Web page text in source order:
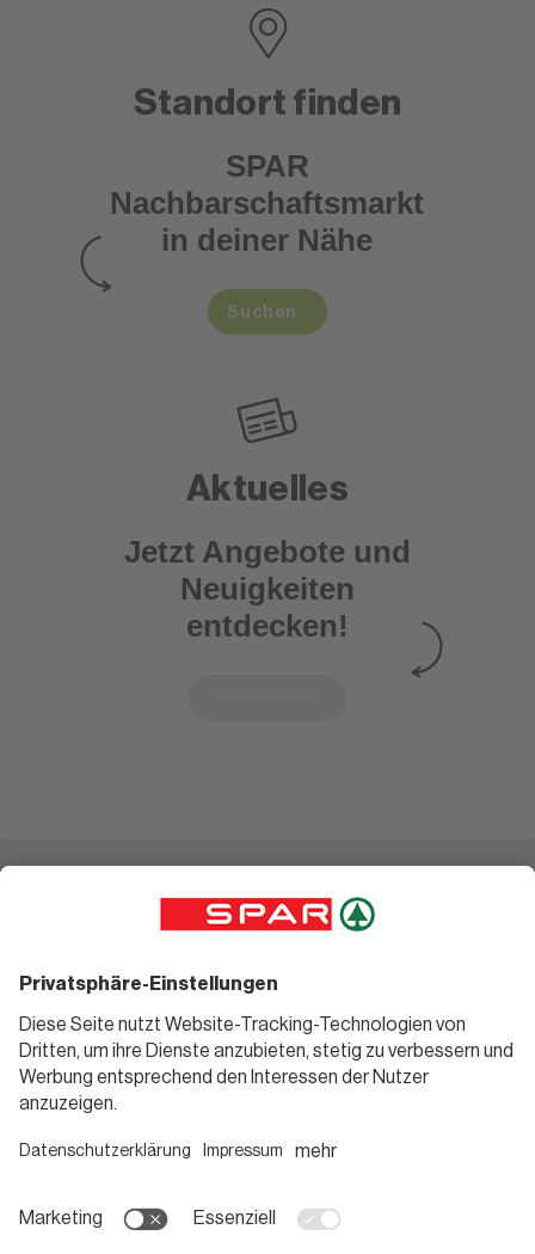
Aktuelles
Jetzt Angebote und
Neuigkeiten
entdecken!
Standort finden
SPAR
Nachbarschaftsmarkt
in deiner Nähe
Suchen
SPAR Friends
Standorte
Gutscheine
Geniessen
Rezeptwelt
Blog
Informieren
Teilnahmebedingungen
Pressemitteilungen